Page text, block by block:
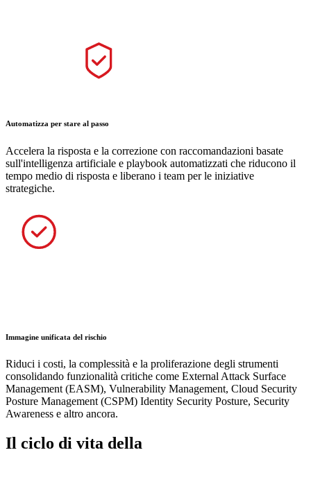
Automatizza per stare al passo
Accelera la risposta e la correzione con raccomandazioni basate
sull'intelligenza artificiale e playbook automatizzati che riducono il
tempo medio di risposta e liberano i team per le iniziative
strategiche.
Immagine unificata del rischio
Riduci i costi, la complessità e la proliferazione degli strumenti
consolidando funzionalità critiche come External Attack Surface
Management (EASM), Vulnerability Management, Cloud Security
Posture Management (CSPM) Identity Security Posture, Security
Awareness e altro ancora.
Il ciclo di vita della